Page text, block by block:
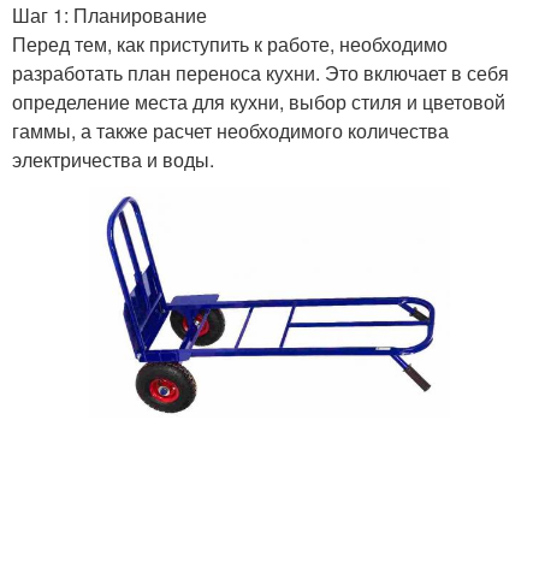
Шаг 1: Планирование
Перед тем, как приступить к работе, необходимо
разработать план переноса кухни. Это включает в себя
определение места для кухни, выбор стиля и цветовой
гаммы, а также расчет необходимого количества
электричества и воды.